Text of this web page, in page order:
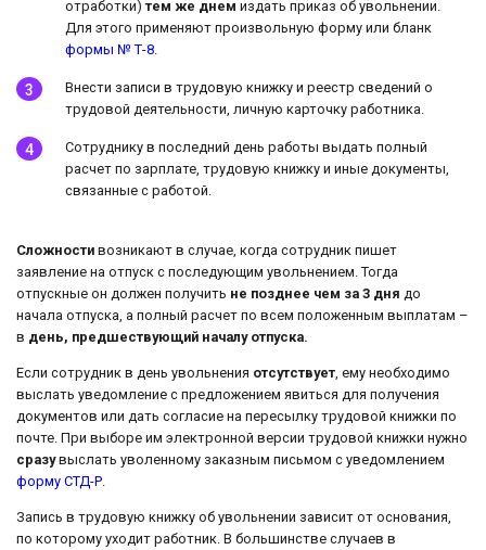
отработки)тем же днем издать приказ об увольнении.
Для этого применяют произвольную форму или бланк
формы № Т-8
Внести записи в трудовую книжку и реестр сведений о
трудовой деятельности, личную карточку работника.
Сотруднику в последний день работы выдать полный
расчет по зарплате, трудовую книжку и иные документы,
связанные с работой.
Сложности возникают в случае, когда сотрудник пишет
заявление на отпуск с последующим увольнением. Тогда
отпускные он должен получить не позднее чем за 3 дня до
начала отпуска, а полный расчет по всем положенным выплатам –
в день, предшествующий началу отпуска.
Если сотрудник в день увольнения отсутствует , ему необходимо
выслать уведомление с предложением явиться для получения
документов или дать согласие на пересылку трудовой книжки по
почте. При выборе им электронной версии трудовой книжки нужно
сразувыслать уволенному заказным письмом с уведомлением
форму СТД-Р
Запись в трудовую книжку об увольнении зависит от основания,
по которому уходит работник. В большинстве случаев в